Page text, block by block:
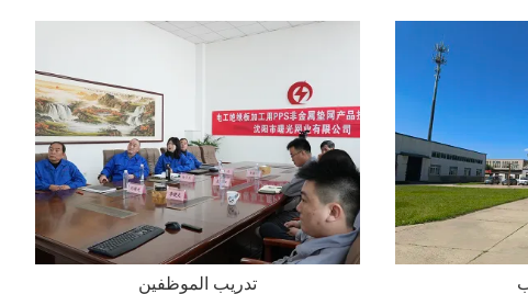
تدريب الموظفين